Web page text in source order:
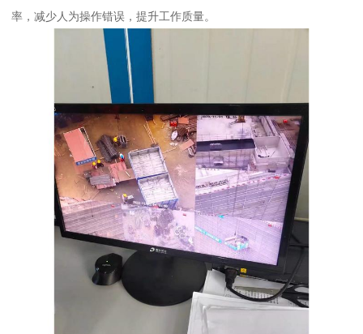
率，减少人为操作错误，提升工作质量。